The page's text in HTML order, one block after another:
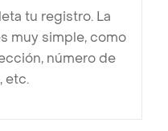
tu registro. La
muy simple, como
número de
etc.